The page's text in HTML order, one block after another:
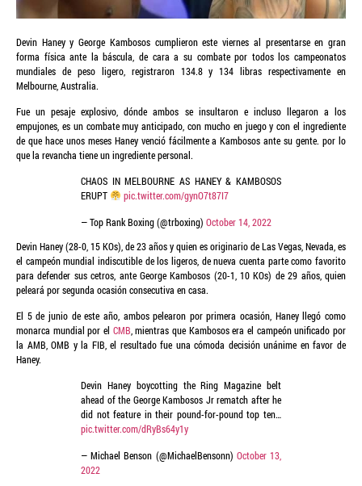
Devin Haney y George Kambosos cumplieron este viernes al presentarse en gran
forma física ante la báscula, de cara a su combate por todos los campeonatos
mundiales de peso ligero, registraron 134.8 y 134 libras respectivamente en
Melbourne, Australia.
Fue un pesaje explosivo, dónde ambos se insultaron e incluso llegaron a los
empujones, es un combate muy anticipado, con mucho en juego y con el ingrediente
de que hace unos meses Haney venció fácilmente a Kambosos ante su gente. por lo
que la revancha tiene un ingrediente personal.
CHAOS IN MELBOURNE AS HANEY & KAMBOSOS
ERUPT
pic.twitter.com/gynO7t87I7
— Top Rank Boxing (@trboxing) October 14, 2022
Devin Haney (28-0, 15 KOs), de 23 años y quien es originario de Las Vegas, Nevada, es
el campeón mundial indiscutible de los ligeros, de nueva cuenta parte como favorito
para defender sus cetros, ante George Kambosos (20-1, 10 KOs) de 29 años, quien
peleará por segunda ocasión consecutiva en casa.
El 5 de junio de este año, ambos pelearon por primera ocasión, Haney llegó como
monarca mundial por el CMB , mientras que Kambosos era el campeón unificado por
la AMB, OMB y la FIB, el resultado fue una cómoda decisión unánime en favor de
Haney.
Devin Haney boycotting the Ring Magazine belt
ahead of the George Kambosos Jr rematch after he
did not feature in their pound-for-pound top ten…
pic.twitter.com/dRyBs64y1y
— Michael Benson (@MichaelBensonn) October 13,
2022